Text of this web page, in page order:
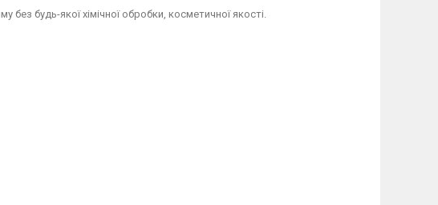
без будь-якої хімічної обробки, косметичної якості.